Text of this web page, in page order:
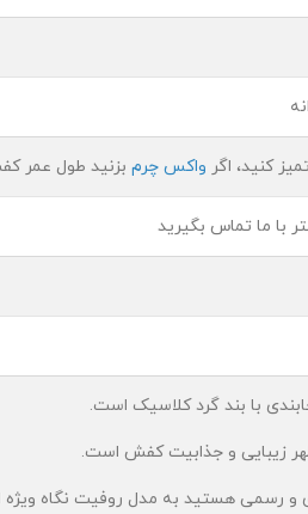
کنید، اگر واکس چرم بزنید طول عمر
با ما تماس بگیرید
زیبایی و جذابیت کفش است.
و رسمی هستید به مدل روفیت نگاه